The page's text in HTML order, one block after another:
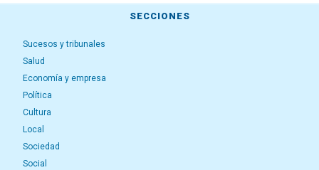
SECCIONES
Sucesos y tribunales
Salud
Economía y empresa
Política
Cultura
Local
Sociedad
Social